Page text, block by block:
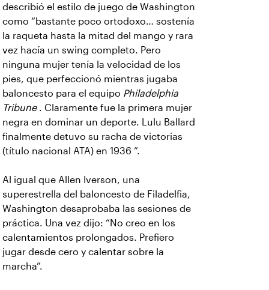
describió el estilo de juego de Washington
como “bastante poco ortodoxo… sostenía
la raqueta hasta la mitad del mango y rara
vez hacía un swing completo. Pero
ninguna mujer tenía la velocidad de los
pies, que perfeccionó mientras jugaba
baloncesto para el equipo Philadelphia
Tribune. Claramente fue la primera mujer
negra en dominar un deporte. Lulu Ballard
finalmente detuvo su racha de victorias
(título nacional ATA) en 1936 ”.
Al igual que Allen Iverson, una
superestrella del baloncesto de Filadelfia,
Washington desaprobaba las sesiones de
práctica. Una vez dijo: “No creo en los
calentamientos prolongados. Prefiero
jugar desde cero y calentar sobre la
marcha”.